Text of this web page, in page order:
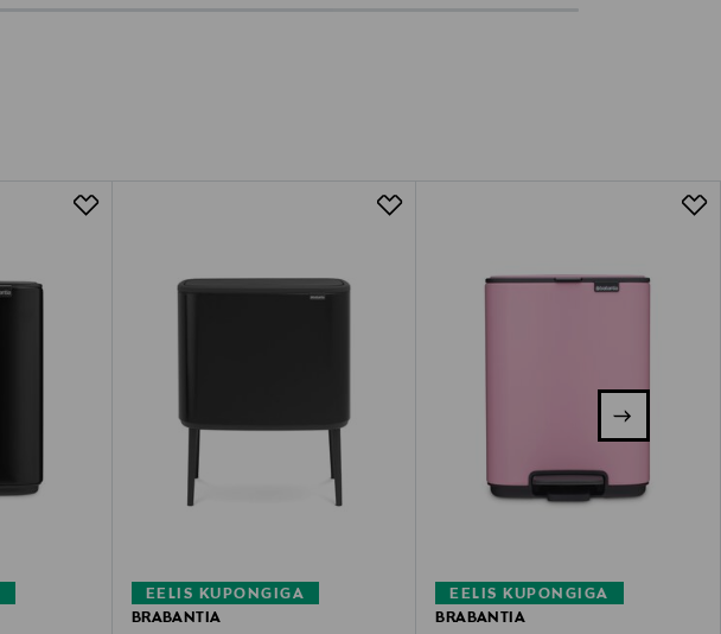
EELIS KUPONGIGA
BRABANTIA
EELIS KUPONGIGA
BRABANTIA